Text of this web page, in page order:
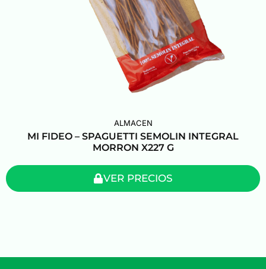
ALMACEN
MI FIDEO – SPAGUETTI SEMOLIN INTEGRAL
MORRON X227 G
VER PRECIOS